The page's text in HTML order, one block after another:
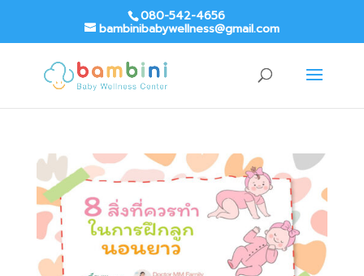
080-542-4656
bambinibabywellness@gmail.com